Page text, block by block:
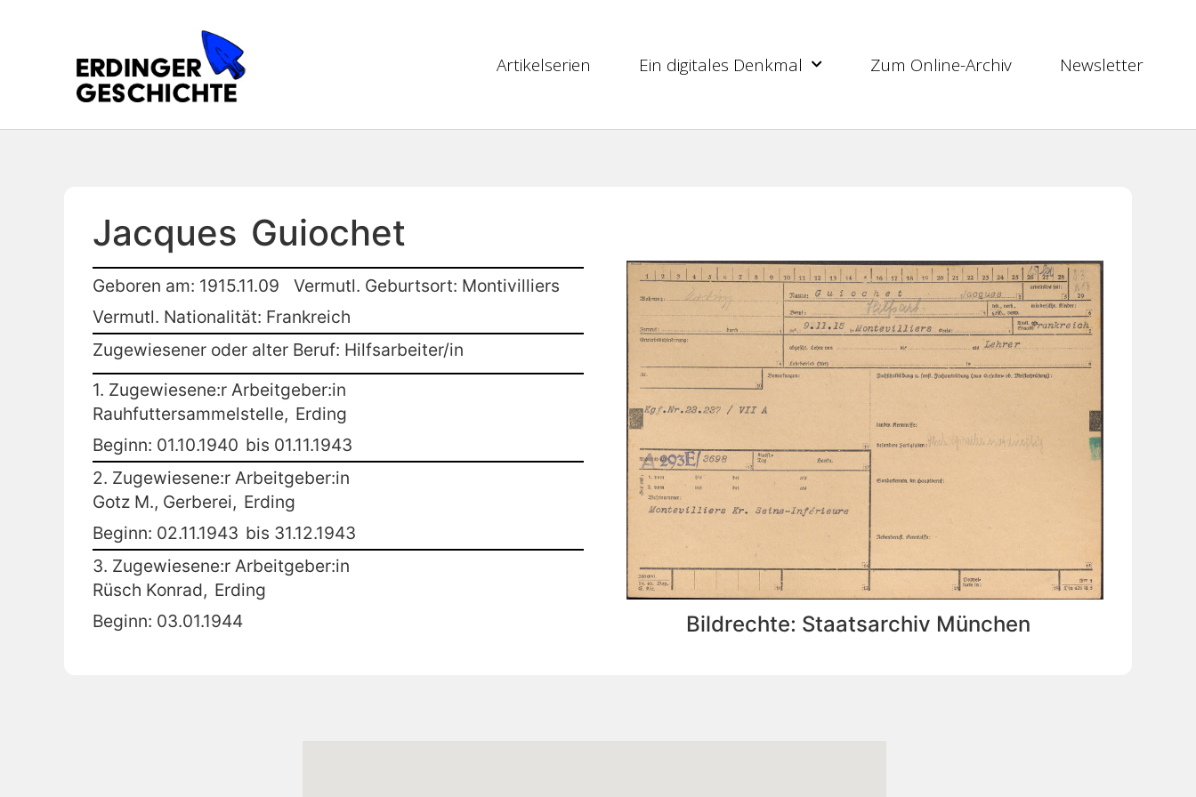
Artikelserien Ein digitales Denkmal Zum Online-Archiv Newsletter
Jacques Guiochet
Geboren am: 1915.11.09
Vermutl. Geburtsort: Montivilliers
Vermutl. Nationalität: Frankreich
Zugewiesener oder alter Beruf: Hilfsarbeiter/in
1. Zugewiesene:r Arbeitgeber:in
Rauhfuttersammelstelle, Erding
Beginn: 01.10.1940 bis 01.11.1943
2. Zugewiesene:r Arbeitgeber:in
Gotz M., Gerberei, Erding
Beginn: 02.11.1943 bis 31.12.1943
3. Zugewiesene:r Arbeitgeber:in
Rüsch Konrad, Erding
Beginn: 03.01.1944
Bildrechte: Staatsarchiv München